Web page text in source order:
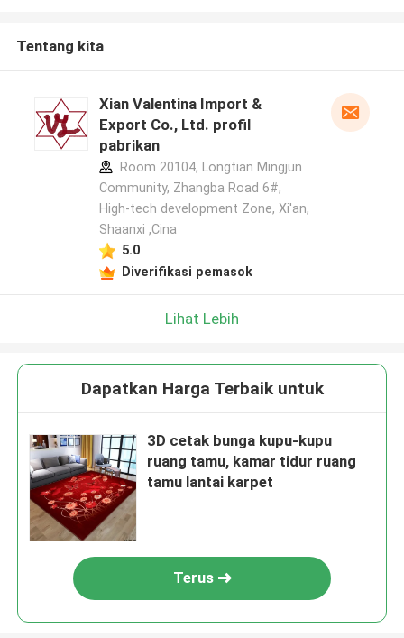
Tentang kita
Xian Valentina Import &
Export Co., Ltd. profil
pabrikan
Room 20104, Longtian Mingjun
Community, Zhangba Road 6#,
High-tech development Zone, Xi'an,
Shaanxi ,Cina
5.0
Diverifikasi pemasok
Lihat Lebih
Dapatkan Harga Terbaik untuk
3D cetak bunga kupu-kupu
ruang tamu, kamar tidur ruang
tamu lantai karpet
Terus